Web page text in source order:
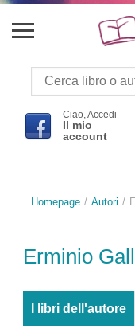
Ciao, Accedi
Il mio
account
Homepage Autori
Erminio
I libri dell'autore